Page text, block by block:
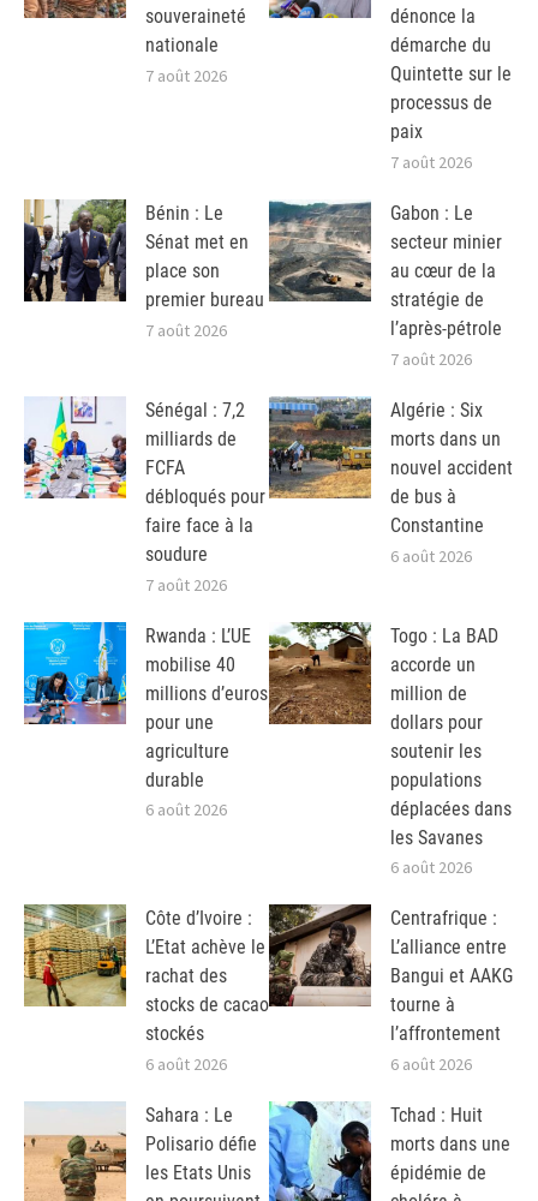
souveraineté
nationale
7 août 2026
dénonce la
démarche du
Quintette sur le
processus de
paix
7 août 2026
Bénin : Le
Sénat met en
place son
premier bureau
7 août 2026
Gabon : Le
secteur minier
au cœur de la
stratégie de
l’après-pétrole
7 août 2026
Sénégal : 7,2
milliards de
FCFA
débloqués pour
faire face à la
soudure
7 août 2026
Algérie : Six
morts dans un
nouvel accident
de bus à
Constantine
6 août 2026
Rwanda : L’UE
mobilise 40
millions d’euros
pour une
agriculture
durable
6 août 2026
Togo : La BAD
accorde un
million de
dollars pour
soutenir les
populations
déplacées dans
les Savanes
6 août 2026
Côte d’Ivoire :
L’Etat achève le
rachat des
stocks de cacao
stockés
6 août 2026
Centrafrique :
L’alliance entre
Bangui et AAKG
tourne à
l’affrontement
6 août 2026
Sahara : Le
Polisario défie
les Etats Unis
Tchad : Huit
morts dans une
épidémie de